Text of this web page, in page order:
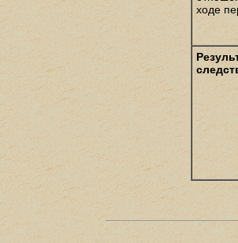
ходе